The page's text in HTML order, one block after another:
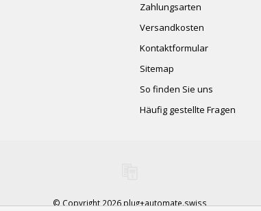
Zahlungsarten
Versandkosten
Kontaktformular
Sitemap
So finden Sie uns
Häufig gestellte Fragen
© Copyright 2026 plug+automate.swiss